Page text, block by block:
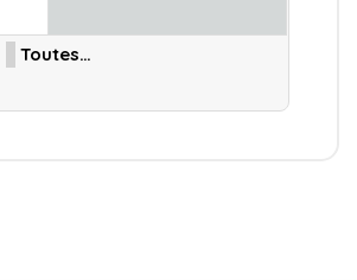
Toutes…